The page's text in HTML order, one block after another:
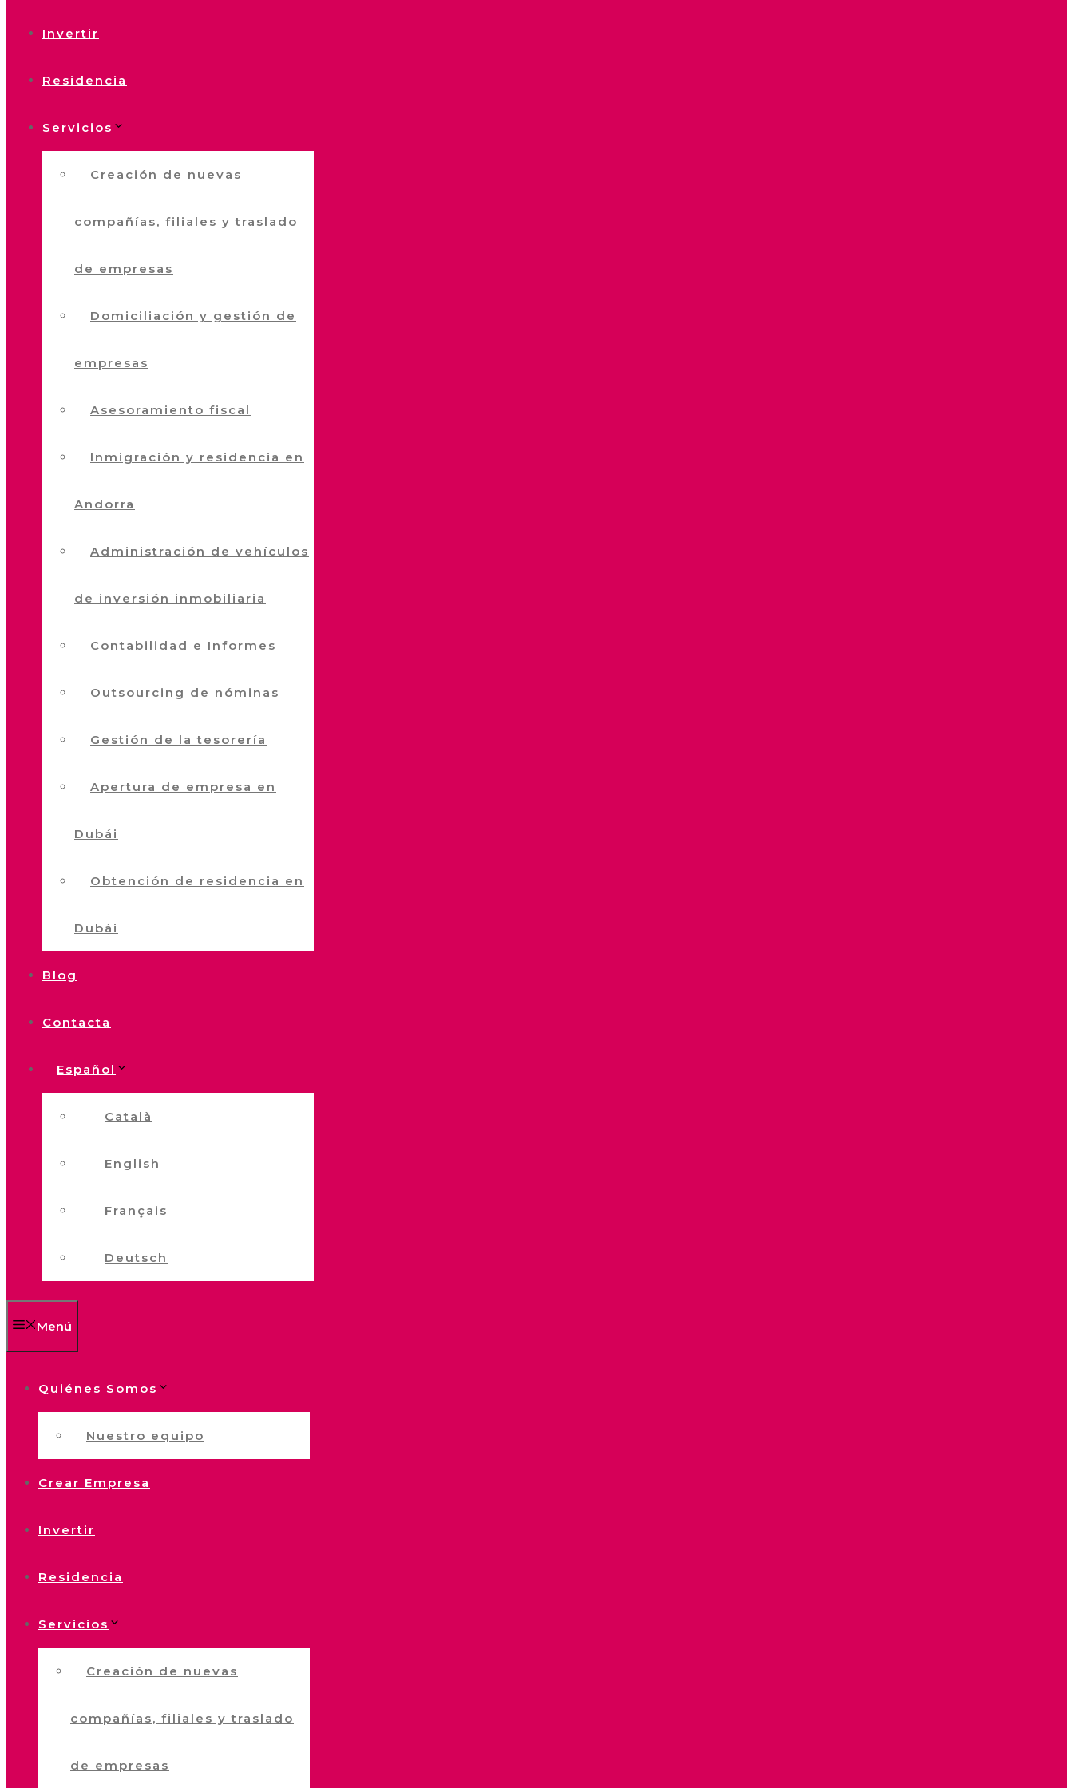
Invertir
Residencia
Servicios
Creación de nuevas
compañías, filiales y traslado
de empresas
Domiciliación y gestión de
empresas
Asesoramiento fiscal
Inmigración y residencia en
Andorra
Administración de vehículos
de inversión inmobiliaria
Contabilidad e Informes
Outsourcing de nóminas
Gestión de la tesorería
Apertura de empresa en
Dubái
Obtención de residencia en
Dubái
Blog
Contacta
Español
Català
English
Français
Deutsch
Menú
Quiénes Somos
Nuestro equipo
Crear Empresa
Invertir
Residencia
Servicios
Creación de nuevas
compañías, filiales y traslado
de empresas